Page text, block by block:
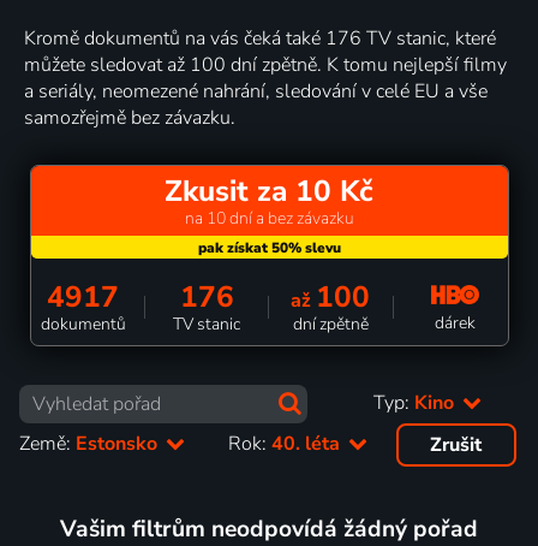
Kromě dokumentů na vás čeká také 176 TV stanic, které
můžete sledovat až 100 dní zpětně. K tomu nejlepší filmy
a seriály, neomezené nahrání, sledování v celé EU a vše
samozřejmě bez závazku.
Zkusit za 10 Kč
na 10 dní a bez závazku
4917
dokumentů
176
TV stanic
až 100
dní zpětně dárek
Typ: Kino
Země: Estonsko Rok:40. léta Zrušit
Vašim filtrům neodpovídá žádný pořad